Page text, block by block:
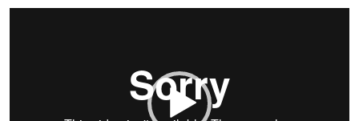
Lecteur